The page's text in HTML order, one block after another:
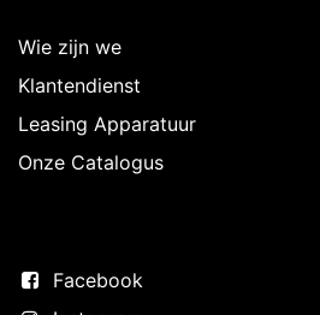
Wie zijn we
Klantendienst
Leasing Apparatuur
Onze Catalogus
Facebook